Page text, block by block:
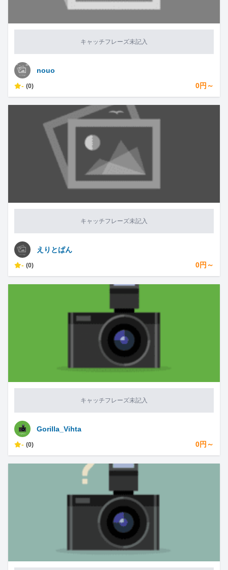
キャッチフレーズ未記入
nouo
- (0) 0円～
キャッチフレーズ未記入
えりとぱん
- (0) 0円～
キャッチフレーズ未記入
Gorilla_Vihta
- (0) 0円～